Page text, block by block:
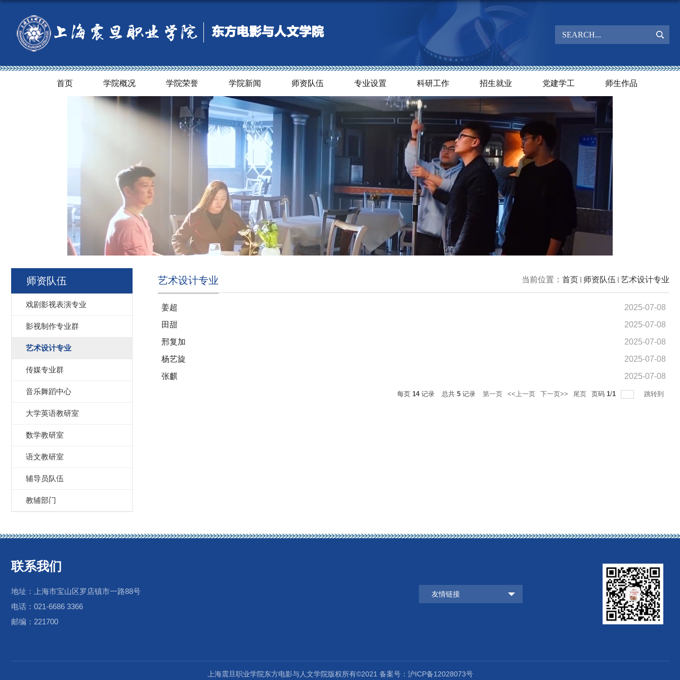
首页 学院概况 学院荣誉 学院新闻 师资队伍 专业设置 科研工作 招生就业 党建学工 师生作品
师资队伍
戏剧影视表演专业
影视制作专业群
艺术设计专业
传媒专业群
音乐舞蹈中心
大学英语教研室
数学教研室
语文教研室
辅导员队伍
教辅部门
当前位置： 首页 师资队伍 艺术设计专业
艺术设计专业
姜超
2025-07-08
田甜
2025-07-08
邢复加
2025-07-08
杨艺旋
2025-07-08
张麒
2025-07-08
每页 14记录 总共 5记录 第一页 <<上一页 下一页>> 尾页 页码 1/1 跳转到
联系我们
地址：上海市宝山区罗店镇市一路88号
电话：021-6686 3366
邮编：221700
友情链接
上海震旦职业学院东方电影与人文学院版权所有©2021 备案号：沪ICP备12028073号